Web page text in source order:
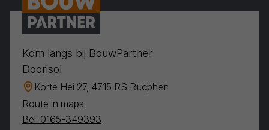
Kom langs bij BouwPartner
Doorisol
Korte Hei 27, 4715 RS Rucphen
Route in maps
Bel: 0165-349393